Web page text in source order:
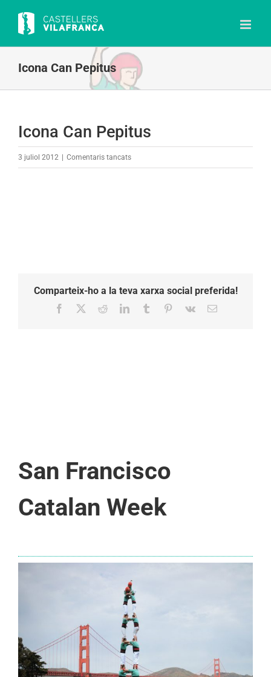
content
Icona Can Pepitus
Icona Can Pepitus
3 juliol 2012 Comentaris tancatsa
Comparteix-ho a la teva xarxa social preferida!
Facebook RedditLinkedInTumblr Pinterest
Vk Email:
San Francisco
Catalan Week